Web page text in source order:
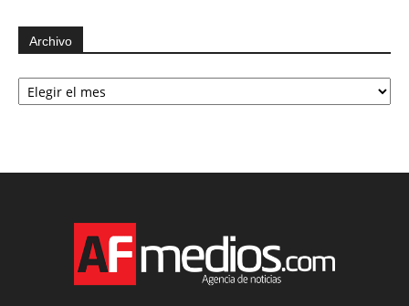
Archivo
Archivo